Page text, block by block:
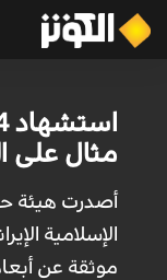
مثال على
أصدرت هيئة
الإسلامية
موثقة عن